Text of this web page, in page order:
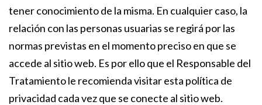
tener conocimiento de la misma. En cualquier caso, la
relación con las personas usuarias se regirá por las
normas previstas en el momento preciso en que se
accede al sitio web. Es por ello que el Responsable del
Tratamiento le recomienda visitar esta política de
privacidad cada vez que se conecte al sitio web.